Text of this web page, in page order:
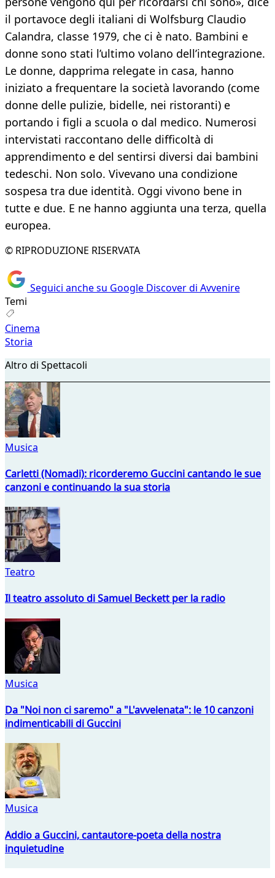
il portavoce degli italiani di Wolfsburg Claudio
Calandra, classe 1979, che ci è nato. Bambini e
donne sono stati l’ultimo volano dell’integrazione.
Le donne, dapprima relegate in casa, hanno
iniziato a frequentare la società lavorando (come
donne delle pulizie, bidelle, nei ristoranti) e
portando i figli a scuola o dal medico. Numerosi
intervistati raccontano delle difficoltà di
apprendimento e del sentirsi diversi dai bambini
tedeschi. Non solo. Vivevano una condizione
sospesa tra due identità. Oggi vivono bene in
tutte e due. E ne hanno aggiunta una terza, quella
europea.
© RIPRODUZIONE RISERVATA
Seguici anche su Google Discover di Avvenire
Temi
Cinema
Storia
Altro di Spettacoli
Musica
Carletti (Nomadi): ricorderemo Guccini cantando le sue
canzoni e continuando la sua storia
Teatro
Il teatro assoluto di Samuel Beckett per la radio
Musica
Da "Noi non ci saremo" a "L'avvelenata": le 10 canzoni
indimenticabili di Guccini
Musica
Addio a Guccini, cantautore-poeta della nostra
inquietudine